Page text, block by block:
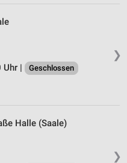
❯
Uhr |
Geschlossen
❯
Halle (Saale)